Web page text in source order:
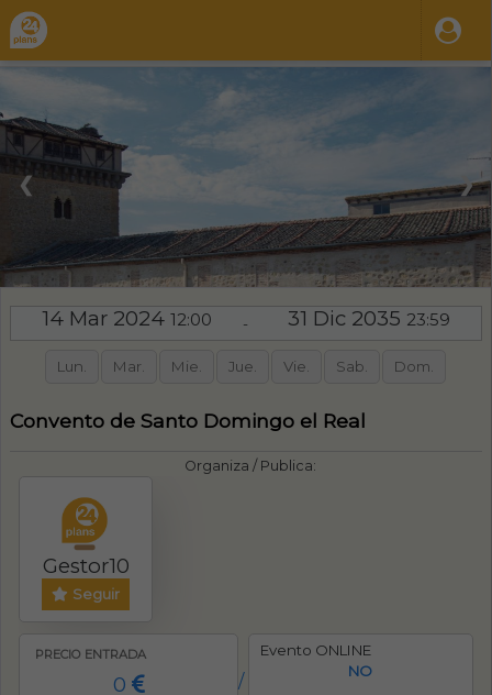
❮ ❯
14 Mar 202412:00 - 31 Dic 2035 23:59
Lun. Mar. Mie. Jue. Vie. Sab. Dom.
Convento de Santo Domingo el Real
Organiza / Publica:
Gestor10
Seguir
PRECIO ENTRADA
0 /
Evento ONLINE
NO